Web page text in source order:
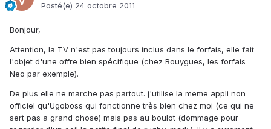
Posté(e) 24 octobre 2011
Bonjour,
Attention, la TV n'est pas toujours inclus dans le forfais, elle fait
l'objet d'une offre bien spécifique (chez Bouygues, les forfais
Neo par exemple).
De plus elle ne marche pas partout. j'utilise la meme appli non
officiel qu'Ugoboss qui fonctionne très bien chez moi (ce qui ne
sert pas a grand chose) mais pas au boulot (dommage pour